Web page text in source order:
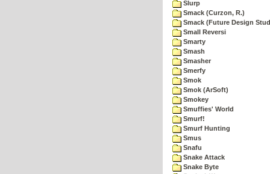
Slurp
Smack (Curzon, R.)
Smack (Future Design
Small Reversi
Smarty
Smash
Smasher
Smerfy
Smok
Smok (ArSoft)
Smokey
Smuffies' World
Smurf!
Smurf Hunting
Smus
Snafu
Snake Attack
Snake Byte